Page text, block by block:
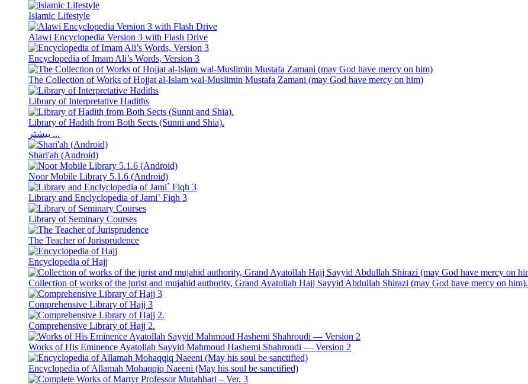
Islamic Lifestyle
Alawi Encyclopedia Version 3 with Flash Drive
Encyclopedia of Imam Ali’s Words, Version 3
The Collection of Works of Hojjat al-Islam wal-Muslimin Mustafa Zamani (may God have mercy on him)
Library of Interpretative Hadiths
Library of Hadith from Both Sects (Sunni and Shia).
بیشتر ...
Shari'ah (Android)
Noor Mobile Library 5.1.6 (Android)
Library and Enclyclopedia of Jami` Fiqh 3
Library of Seminary Courses
The Teacher of Jurisprudence
Encyclopedia of Hajj
Collection of works of the jurist and mujahid authority, Grand Ayatollah Hajj Sayyid Abdullah Shirazi (may God have mercy on him).
Comprehensive Library of Hajj 3
Comprehensive Library of Hajj 2.
Works of His Eminence Ayatollah Sayyid Mahmoud Hashemi Shahroudi — Version 2
Encyclopedia of Allamah Mohaqqiq Naeeni (May his soul be sanctified)